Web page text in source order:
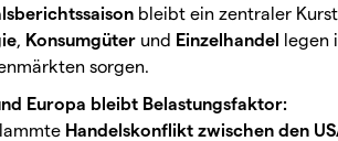
bleibt ein zentraler
Konsumgüter und Einzelhandel legen
sorgen.
Europa bleibt Belastungsfaktor:
Handelskonflikt zwischen den